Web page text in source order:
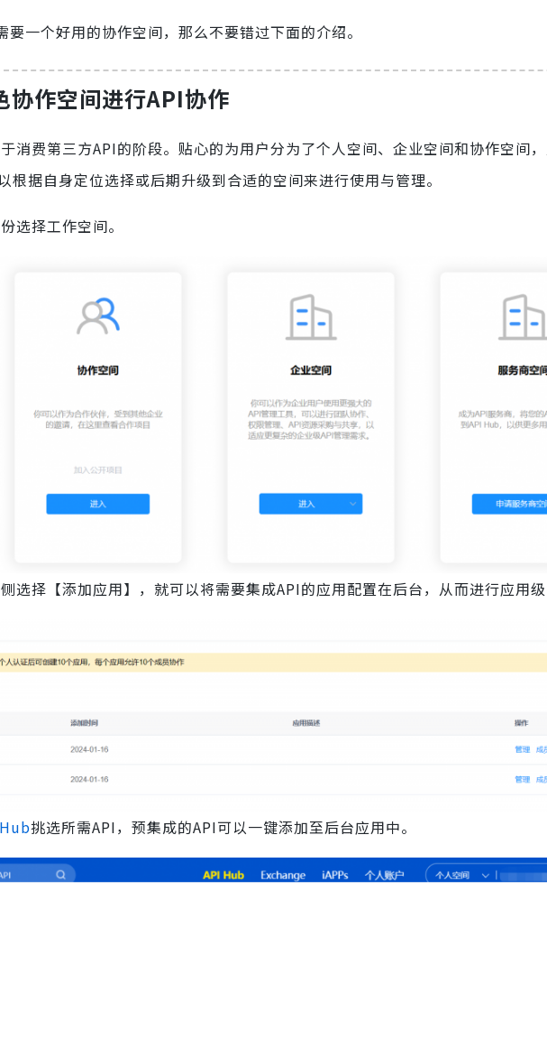
一个好用的协作空间，那么不要错过下面的介绍。
协作空间进行API协作
消费第三方API的阶段。贴心的为用户分为了个人空间、企业空间和协作空间
根据自身定位选择或后期升级到合适的空间来进行使用与管理。
选择工作空间。
选择【添加应用】，就可以将需要集成API的应用配置在后台，从而进行应用
挑选所需API，预集成的API可以一键添加至后台应用中。